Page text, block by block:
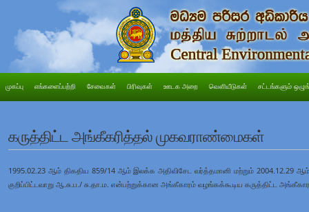
முகப்பு எங்களைப்பற்றி சேவைகள் பிரிவுகள் ஊடக அறை வெளியீடுகள் சட்டங்களும்
கருத்திட்ட அங்கீகரித்தல் முகவராண்மைகள்
1995.02.23 ஆம் திகதிய 859/14 ஆம் இலக்க அதிவிசேட வர்த்தமானி மற்றும் 2004.12.29
குறிப்பிட்டவாறு ஆ.சு.ப./ சு.தா.ம. என்பற்றுக்கான அங்கீகாரம் வழங்கக்கூடிய கருத்திட்ட